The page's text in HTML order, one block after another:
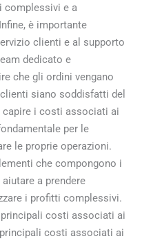
complessivi e a
è importante
clienti e al supporto
dedicato e
che gli ordini vengano
siano soddisfatti del
capire i costi associati ai
per le
le proprie operazioni.
che compongono i
a prendere
i profitti complessivi.
costi associati ai
costi associati ai